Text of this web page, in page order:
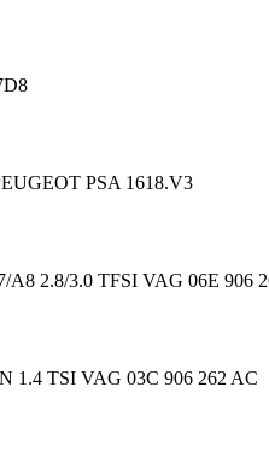
PSA 1618.V3
2.8/3.0 TFSI VAG 06E 906
1.4 TSI VAG 03C 906 262 AC